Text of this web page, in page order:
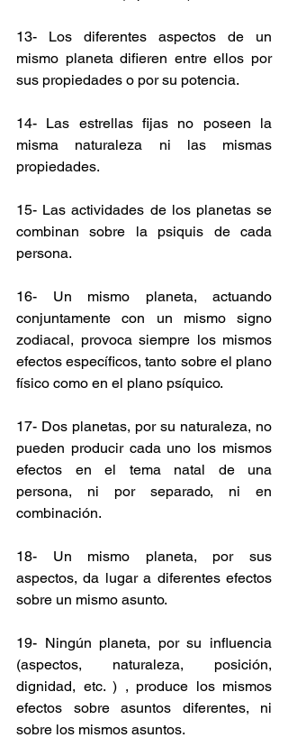
13- Los diferentes aspectos de un
mismo planeta difieren entre ellos por
sus propiedades o por su potencia.
14- Las estrellas fijas no poseen la
misma naturaleza ni las mismas
propiedades.
15- Las actividades de los planetas se
combinan sobre la psiquis de cada
persona.
16- Un mismo planeta, actuando
conjuntamente con un mismo signo
zodiacal, provoca siempre los mismos
efectos específicos, tanto sobre el plano
físico como en el plano psíquico.
17- Dos planetas, por su naturaleza, no
pueden producir cada uno los mismos
efectos en el tema natal de una
persona, ni por separado, ni en
combinación.
18- Un mismo planeta, por sus
aspectos, da lugar a diferentes efectos
sobre un mismo asunto.
19- Ningún planeta, por su influencia
(aspectos, naturaleza, posición,
dignidad, etc. ) , produce los mismos
efectos sobre asuntos diferentes, ni
sobre los mismos asuntos.